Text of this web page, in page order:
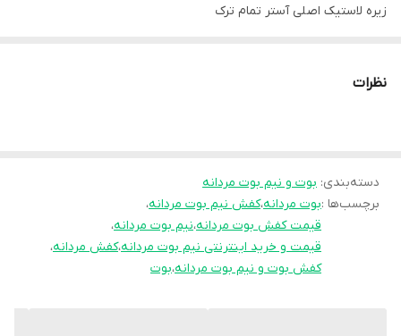
زیره لاستیک اصلی آستر تمام ترک
سایز ۴۰ تا ۴۴
قیمت : 1/299/000تومان
نظرات
دسته‌بندی: بوت و نیم بوت مردانه
برچسب‌ها :بوت مردانه،کفش نیم بوت مردانه،
قیمت کفش بوت مردانه،نیم بوت مردانه،
قیمت و خرید اینترنتی نیم بوت مردانه،کفش مردانه،
کفش بوت و نیم بوت مردانه،بوت